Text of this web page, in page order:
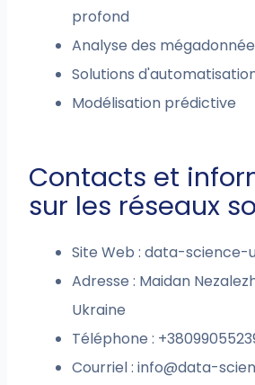
profond
Analyse des
Solutions
Modélisation prédictive
Contacts et
sur les réseaux
Site Web : data-science-
Adresse : Maidan
Ukraine
Téléphone :
Courriel :info@data-